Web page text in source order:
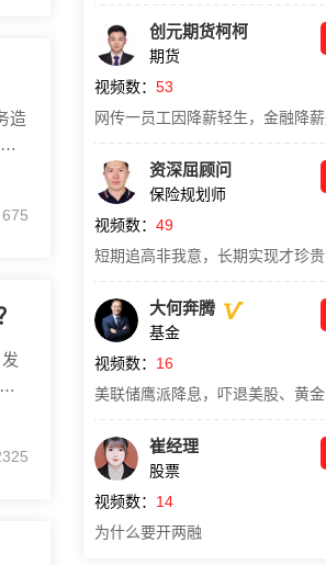
造
675
基
创元期货柯柯
期货
视频数： 53
资深屈顾问
保险规划师
视频数： 49
短期追高非我意，长期实现才珍贵
大何奔腾
基金
视频数： 16
美联储鹰派降息，吓退美股、黄金
崔经理
股票
视频数： 14
为什么要开两融